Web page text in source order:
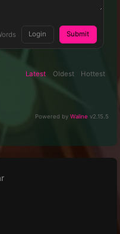
Login Submit
Latest Oldest Hottest
Powered by Waline v2.15.5